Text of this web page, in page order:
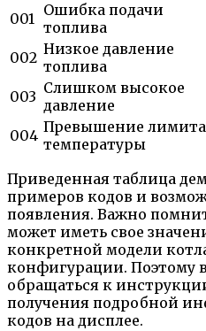
001 Ошибка подачи
топлива
002 Низкое давление
топлива
003 Слишком высокое
давление
004 Превышение лимита
температуры
Приведенная таблица
примеров кодов и
появления. Важно
может иметь свое
конкретной модели
конфигурации. Поэтому
обращаться к
получения подробной
кодов на дисплее.